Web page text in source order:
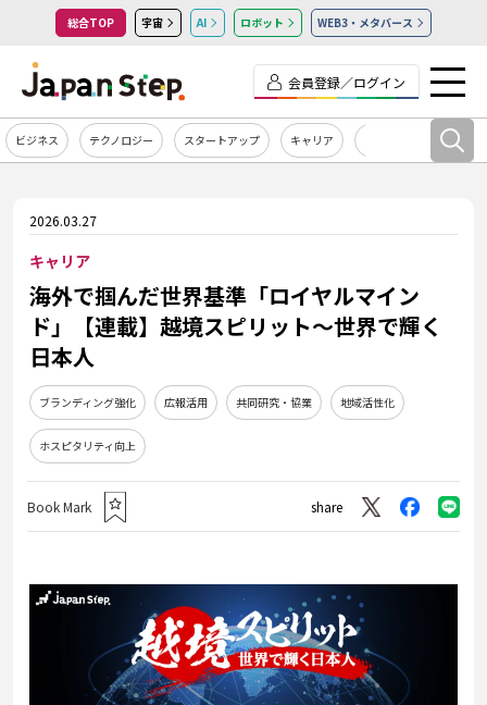
総合TOP 宇宙 AI ロボット WEB3・メタバース
会員登録／ログイン
ビジネス テクノロジー スタートアップ キャリア
2026.03.27
キャリア
海外で掴んだ世界基準「ロイヤルマイン
ド」【連載】越境スピリット～世界で輝く
日本人
ブランディング強化 広報活用 共同研究・協業 地域活性化
ホスピタリティ向上
Book Mark share